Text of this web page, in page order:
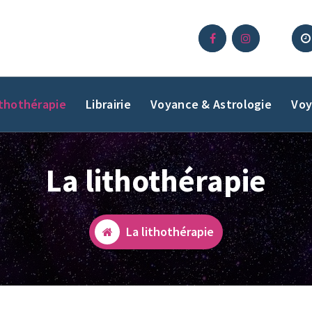
Librairie Voyance & Astrologie
La lithothérapie
La lithothérapie